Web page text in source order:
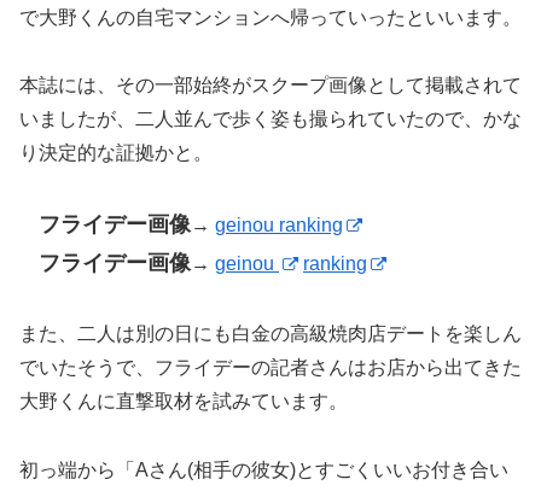
で大野くんの自宅マンションへ帰っていったといいます。
本誌には、その一部始終がスクープ画像として掲載されて
いましたが、二人並んで歩く姿も撮られていたので、かな
り決定的な証拠かと。
フライデー画像→ geinou ranking
フライデー画像→ geinou ranking
また、二人は別の日にも白金の高級焼肉店デートを楽しん
でいたそうで、フライデーの記者さんはお店から出てきた
大野くんに直撃取材を試みています。
初っ端から「Aさん(相手の彼女)とすごくいいお付き合い